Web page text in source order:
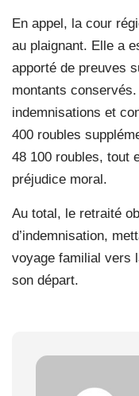
En appel, la cour
au plaignant. Elle a
apporté de preuves
montants
indemnisations et
400 roubles
48 100 roubles, tout
préjudice moral.
Au total, le retraité
d’indemnisation,
voyage familial vers
son départ.